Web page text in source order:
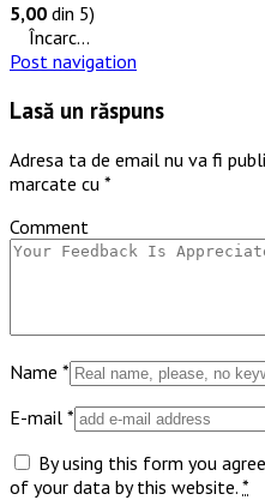
5,00 din 5)
Încarc...
Post navigation
Lasă un răspuns
Adresa ta de email nu va fi
marcate cu *
Comment
Name *
E-mail *
By using this form you
of your data by this website. *